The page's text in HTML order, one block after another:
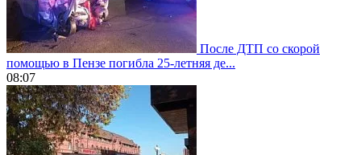
После ДТП со скорой
помощью в Пензе погибла 25-летняя де...
08:07